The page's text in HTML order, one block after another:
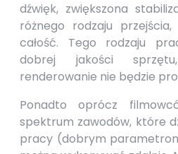
dźwięk, zwiększona
różnego rodzaju
całość. Tego rodzaju
dobrej jakości
renderowanie nie będzie
Ponadto oprócz
spektrum zawodów, które
pracy (dobrym